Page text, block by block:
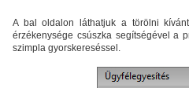
A bal oldalon láthatjuk a törölni
érzékenysége csúszka segítségével a
szimpla gyorskereséssel.